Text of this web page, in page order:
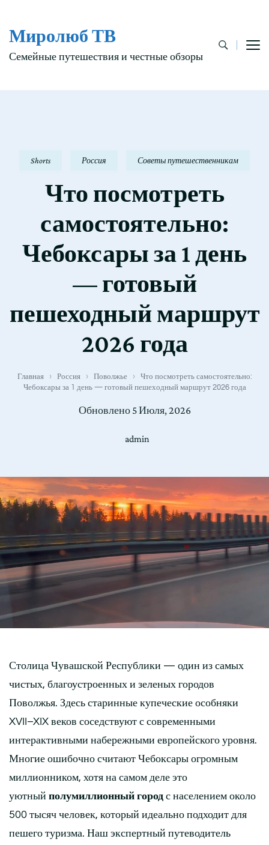
Миролюб ТВ
Семейные путешествия и честные обзоры
Shorts Россия Советы путешественникам
Что посмотреть
самостоятельно:
Чебоксары за 1 день
— готовый
пешеходный маршрут
2026 года
Главная › Россия › Поволжье ›
Что посмотреть самостоятельно:
Чебоксары за 1 день — готовый пешеходный маршрут 2026 года
Обновлено 5 Июля, 2026
admin
Столица Чувашской Республики — один из самых
чистых, благоустроенных и зеленых городов
Поволжья. Здесь старинные купеческие особняки
XVII–XIX веков соседствуют с современными
интерактивными набережными европейского уровня.
Многие ошибочно считают Чебоксары огромным
миллионником, хотя на самом деле это
уютный полумиллионный город с населением около
500 тысяч человек, который идеально подходит для
пешего туризма. Наш экспертный путеводитель